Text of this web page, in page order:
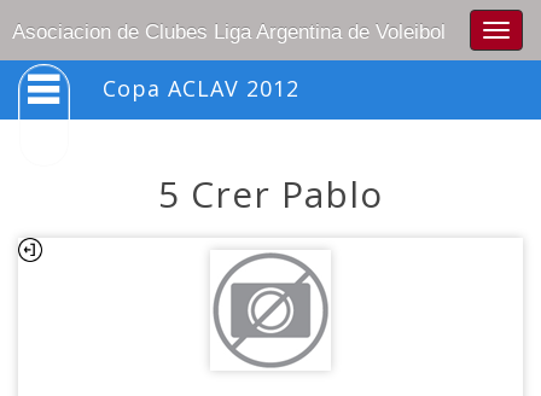
Asociacion de Clubes Liga Argentina de Voleibol
Copa ACLAV 2012
5 Crer Pablo